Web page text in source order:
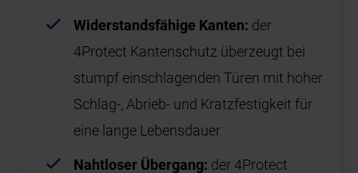
Widerstandsfähige Kanten: der
4Protect Kantenschutz überzeugt bei
stumpf einschlagenden Türen mit hoher
Schlag-, Abrieb- und Kratzfestigkeit für
eine lange Lebensdauer
Nahtloser Übergang: der 4Protect